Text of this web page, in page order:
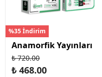
%35 İndirim
Anamorfik Yayınları
₺ 720.00
₺ 468.00